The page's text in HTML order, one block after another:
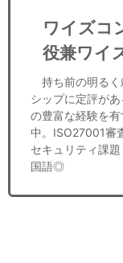
ワイズコ
役兼ワイ
持ち前の明るく
シップに定評が
の豊富な経験を
中。ISO27001審
セキュリティ課
国語◎